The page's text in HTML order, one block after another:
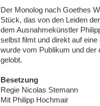
Der Monolog nach Goethes
Stück, das von den Leiden
dem Ausnahmekünstler
selbst filmt und direkt auf
wurde vom Publikum und der
gelobt.
Besetzung
Regie Nicolas Stemann
Mit Philipp Hochmair